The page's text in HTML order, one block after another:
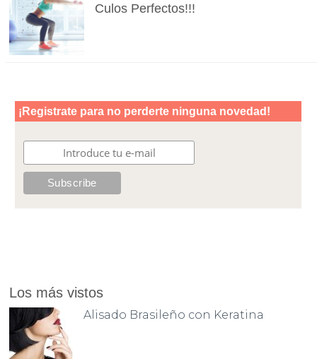
Culos Perfectos!!!
Los más vistos
Alisado Brasileño con Keratina